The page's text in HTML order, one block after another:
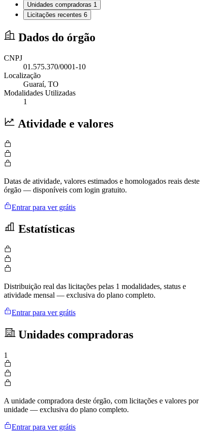
Unidades compradoras 1
Licitações recentes 6
Dados do órgão
CNPJ
01.575.370/0001-10
Localização
Guaraí, TO
Modalidades Utilizadas
1
Atividade e valores
Datas de atividade, valores estimados e homologados reais deste
órgão — disponíveis com login gratuito.
Entrar para ver grátis
Estatísticas
Distribuição real das licitações pelas 1 modalidades, status e
atividade mensal — exclusiva do plano completo.
Entrar para ver grátis
Unidades compradoras
1
A unidade compradora deste órgão, com licitações e valores por
unidade — exclusiva do plano completo.
Entrar para ver grátis